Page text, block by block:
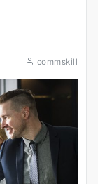
commskill